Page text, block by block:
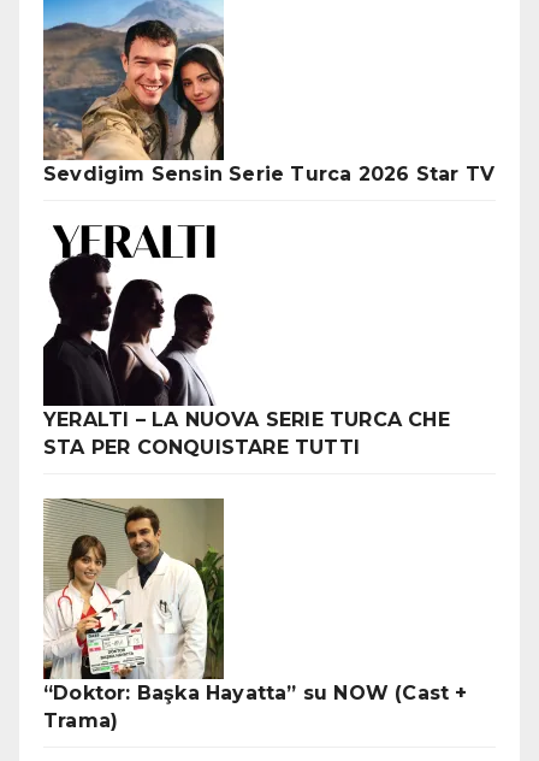
Sevdigim Sensin Serie Turca 2026 Star TV
YERALTI – LA NUOVA SERIE TURCA CHE
STA PER CONQUISTARE TUTTI
“Doktor: Başka Hayatta” su NOW (Cast +
Trama)